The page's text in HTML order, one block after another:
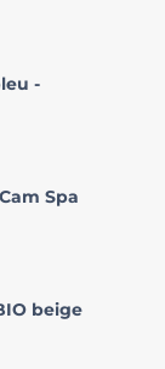
-
Spa
beige